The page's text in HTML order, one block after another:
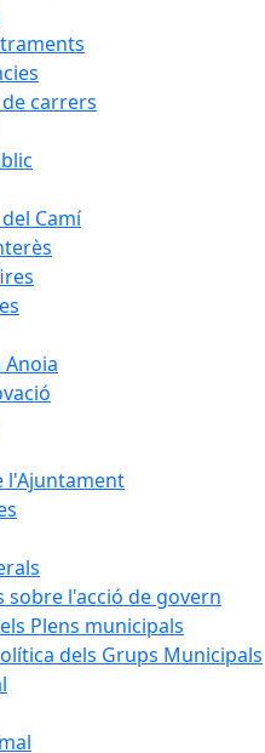
carrers
Camí
Anoia
l'Ajuntament
l'acció de govern
Plens municipals
dels Grups Municipals